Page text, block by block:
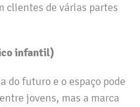
clientes de várias partes
infantil)
do futuro e o espaço pode
jovens, mas a marca